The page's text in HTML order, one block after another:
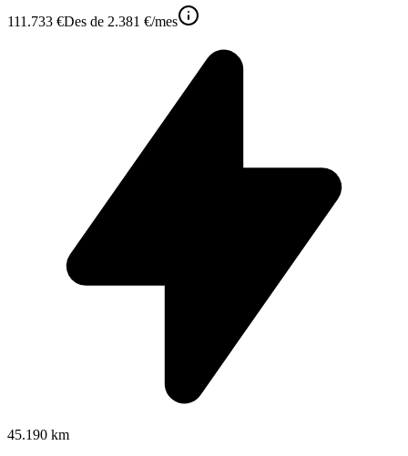
111.733 €Des de 2.381 €/mes
45.190 km